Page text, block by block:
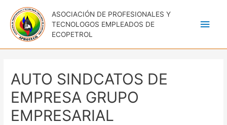
ASOCIACIÓN DE PROFESIONALES Y
TECNOLOGOS EMPLEADOS DE
ECOPETROL
AUTO SINDCATOS DE
EMPRESA GRUPO
EMPRESARIAL